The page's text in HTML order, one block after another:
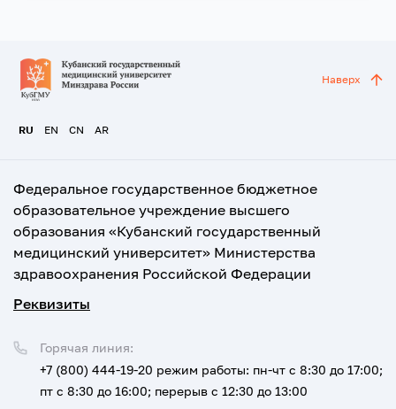
RU EN CN AR
Наверх
Федеральное государственное бюджетное
образовательное учреждение высшего
образования «Кубанский государственный
медицинский университет» Министерства
здравоохранения Российской Федерации
Реквизиты
Горячая линия:
+7 (800) 444-19-20 режим работы: пн-чт с 8:30 до 17:00;
пт с 8:30 до 16:00; перерыв с 12:30 до 13:00